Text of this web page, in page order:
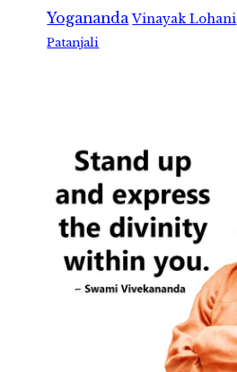
Yogananda Vinayak Lohani
Patanjali